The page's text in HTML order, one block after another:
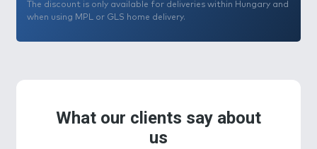
The discount is only available for deliveries within Hungary and
when using MPL or GLS home delivery.